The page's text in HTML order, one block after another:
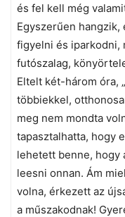
és fel kell még
Egyszerűen hangzik,
figyelni és iparkodni,
futószalag,
Eltelt két-három óra,
többiekkel,
meg nem mondta
tapasztalhatta, hogy
lehetett benne, hogy
leesni onnan. Ám
volna, érkezett az
a műszakodnak!